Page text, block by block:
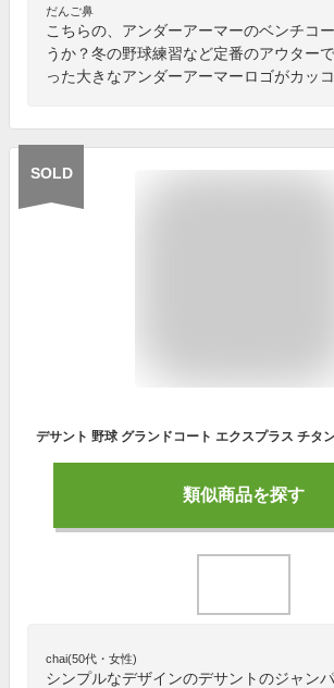
だんご鼻
こちらの、アンダーアーマーのベンチコ
うか？冬の野球練習など定番のアウター
った大きなアンダーアーマーロゴがカッコ
SOLD
類似商品を探す
chai(50代・女性)
シンプルなデザインのデサントのジャン